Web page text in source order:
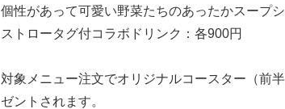
個性があって可愛い野菜たちのあったかスープ
ストロータグ付コラボドリンク：各900円
対象メニュー注文でオリジナルコースター（前
ゼントされます。